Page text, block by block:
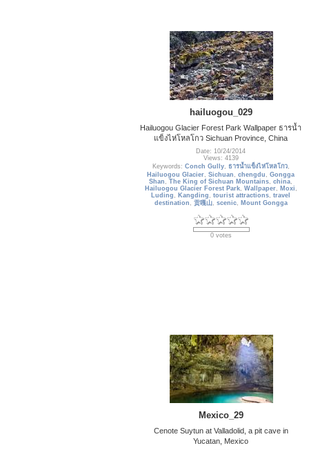
hailuogou_029
Hailuogou Glacier Forest Park Wallpaper ธารน้ำ
แข็งไห่โหลโกว Sichuan Province, China
Date: 10/24/2014
Views: 4139
Keywords: Conch Gully, ธารน้ำแข็งไห่โหลโกว,
Hailuogou Glacier,Sichuan ,chengdu ,Gongga
Shan ,The King of Sichuan Mountains,china,
Hailuogou Glacier Forest Park, Wallpaper, Moxi ,
Luding , Kangding ,tourist attractions,travel
destination , 贡嘎山, scenic, Mount Gongga
0 votes
Mexico_29
Cenote Suytun at Valladolid, a pit cave in
Yucatan, Mexico